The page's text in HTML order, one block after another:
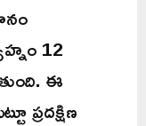
12
ఈ
ప్రదక్షిణ